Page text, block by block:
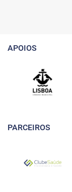
APOIOS
PARCEIROS